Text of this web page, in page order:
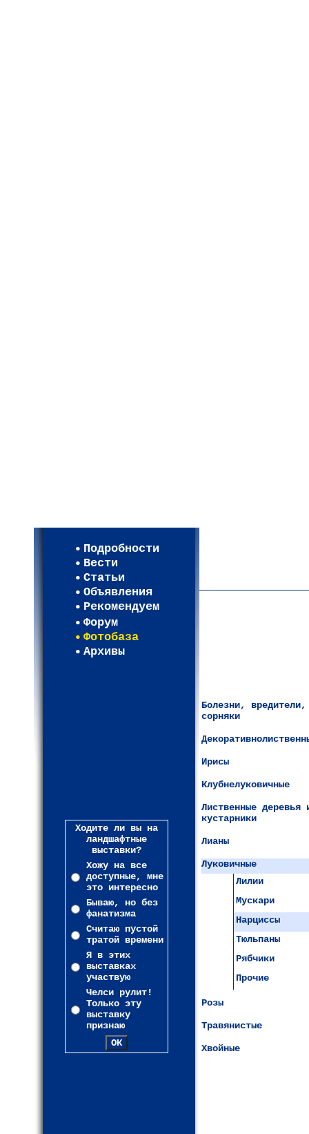
Подробности
Вести
Статьи
Объявления
Рекомендуем
Форум
Фотобаза
Архивы
Ходите ли вы на
ландшафтные
выставки?
Хожу на все
доступные, мне
это интересно
Бываю, но без
фанатизма
Считаю пустой
тратой времени
Я в этих
выставках
участвую
Челси рулит!
Только эту
выставку
признаю
Болезни, вредители,
сорняки
Ирисы
Клубнелуковичные
Лиственные деревья
кустарники
Лианы
Луковичные
Лилии
Мускари
Нарциссы
Тюльпаны
Рябчики
Прочие
Розы
Травянистые
Хвойные